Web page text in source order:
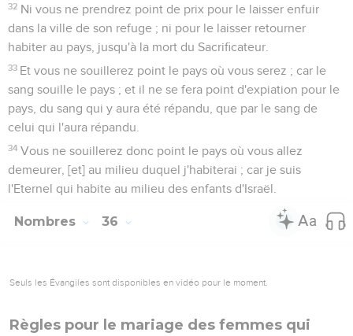
32 Ni vous ne prendrez point de prix pour le laisser enfuir
dans la ville de son refuge ; ni pour le laisser retourner
habiter au pays, jusqu'à la mort du Sacrificateur.
33 Et vous ne souillerez point le pays où vous serez ; car le
sang souille le pays ; et il ne se fera point d'expiation pour le
pays, du sang qui y aura été répandu, que par le sang de
celui qui l'aura répandu.
34 Vous ne souillerez donc point le pays où vous allez
demeurer, [et] au milieu duquel j'habiterai ; car je suis
l'Eternel qui habite au milieu des enfants d'Israël.
Nombres 36
Seuls les Évangiles sont disponibles en vidéo pour le moment.
Règles pour le mariage des femmes qui